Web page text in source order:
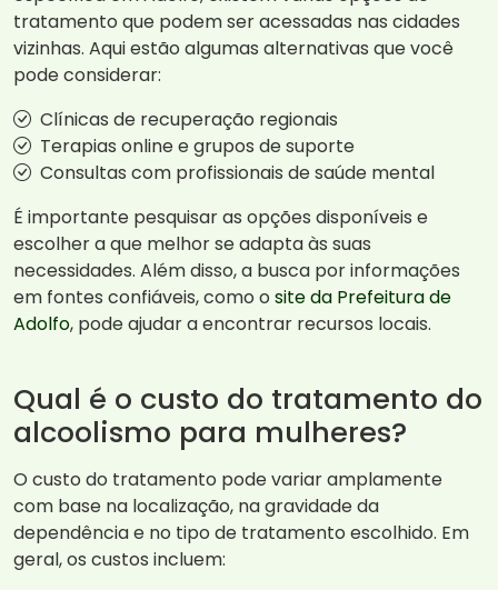
tratamento que podem ser acessadas nas cidades
vizinhas. Aqui estão algumas alternativas que você
pode considerar:
Clínicas de recuperação regionais
Terapias online e grupos de suporte
Consultas com profissionais de saúde mental
É importante pesquisar as opções disponíveis e
escolher a que melhor se adapta às suas
necessidades. Além disso, a busca por informações
em fontes confiáveis, como o site da Prefeitura de
Adolfo, pode ajudar a encontrar recursos locais.
Qual é o custo do tratamento do
alcoolismo para mulheres?
O custo do tratamento pode variar amplamente
com base na localização, na gravidade da
dependência e no tipo de tratamento escolhido. Em
geral, os custos incluem: